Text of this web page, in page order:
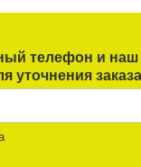
телефон и наш
уточнения заказа